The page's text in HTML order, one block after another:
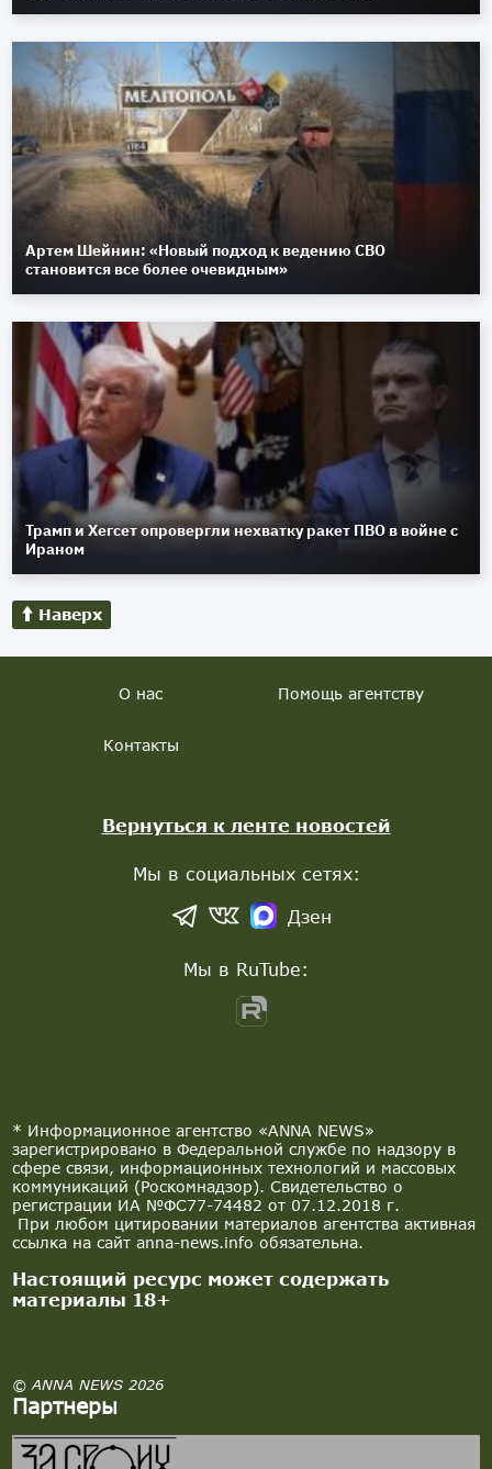
Артем Шейнин: «Новый подход к ведению СВО
становится все более очевидным»
Трамп и Хегсет опровергли нехватку ракет ПВО в войне с
Ираном
Наверх
* Информационное агентство «ANNA NEWS»
зарегистрировано в Федеральной службе по надзору в
сфере связи, информационных технологий и массовых
коммуникаций (Роскомнадзор). Свидетельство о
регистрации ИА №ФС77-74482 от 07.12.2018 г.
При любом цитировании материалов агентства активная
ссылка на сайт anna-news.info обязательна.
Настоящий ресурс может содержать
материалы 18+
© ANNA NEWS 2026
Партнеры
О нас Помощь агентству
Контакты
Вернуться к ленте новостей
Мы в социальных сетях:
Дзен
Мы в RuTube: